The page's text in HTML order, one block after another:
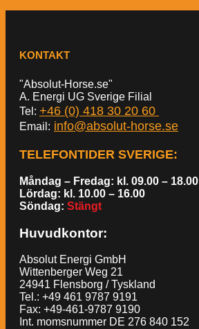
KONTAKT
"Absolut-Horse.se"
A. Energi UG Sverige Filial
Tel: +46 (0) 418 30 20 60
Email: info@absolut-horse.se
TELEFONTIDER SVERIGE:
Måndag – Fredag: kl. 09.00 – 18.00
Lördag: kl. 10.00 – 16.00
Söndag: Stängt
Huvudkontor:
Absolut Energi GmbH
Wittenberger Weg 21
24941 Flensborg / Tyskland
Tel.: +49 461 9787 9191
Fax: +49-461-9787 9190
Int. momsnummer DE 276 840 152